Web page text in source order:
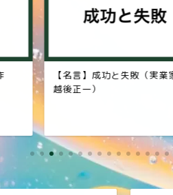
【名言】成功と失敗（実業
越後正一）